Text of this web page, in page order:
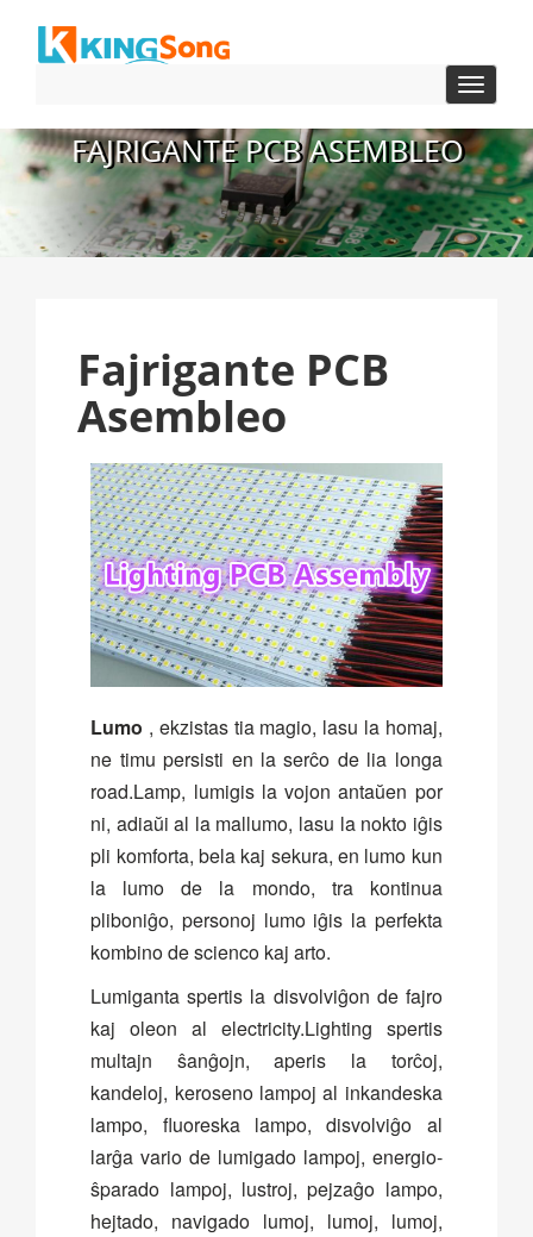
FAJRIGANTE PCB ASEMBLEO
Fajrigante PCB
Asembleo
Lumo , ekzistas tia magio, lasu la homaj,
ne timu persisti en la serĉo de lia longa
road.Lamp, lumigis la vojon antaŭen por
ni, adiaŭi al la mallumo, lasu la nokto iĝis
pli komforta, bela kaj sekura, en lumo kun
la lumo de la mondo, tra kontinua
pliboniĝo, personoj lumo iĝis la perfekta
kombino de scienco kaj arto.
Lumiganta spertis la disvolviĝon de fajro
kaj oleon al electricity.Lighting spertis
multajn ŝanĝojn, aperis la torĉoj,
kandeloj, keroseno lampoj al inkandeska
lampo, fluoreska lampo, disvolviĝo al
larĝa vario de lumigado lampoj, energio-
ŝparado lampoj, lustroj, pejzaĝo lampo,
hejtado, navigado lumoj, lumoj, lumoj,